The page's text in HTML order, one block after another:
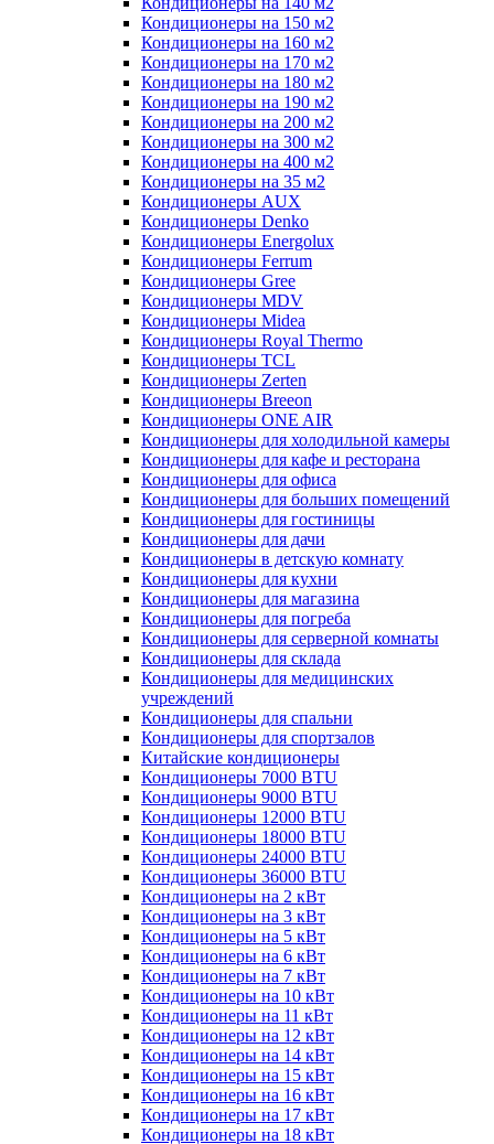
Кондиционеры на 150 м2
Кондиционеры на 160 м2
Кондиционеры на 170 м2
Кондиционеры на 180 м2
Кондиционеры на 190 м2
Кондиционеры на 200 м2
Кондиционеры на 300 м2
Кондиционеры на 400 м2
Кондиционеры на 35 м2
Кондиционеры AUX
Кондиционеры Denko
Кондиционеры Energolux
Кондиционеры Ferrum
Кондиционеры Gree
Кондиционеры MDV
Кондиционеры Midea
Кондиционеры Royal Thermo
Кондиционеры TCL
Кондиционеры Zerten
Кондиционеры Breeon
Кондиционеры ONE AIR
Кондиционеры для холодильной камеры
Кондиционеры для кафе и ресторана
Кондиционеры для офиса
Кондиционеры для больших помещений
Кондиционеры для гостиницы
Кондиционеры для дачи
Кондиционеры в детскую комнату
Кондиционеры для кухни
Кондиционеры для магазина
Кондиционеры для погреба
Кондиционеры для серверной комнаты
Кондиционеры для склада
Кондиционеры для медицинских
учреждений
Кондиционеры для спальни
Кондиционеры для спортзалов
Китайские кондиционеры
Кондиционеры 7000 BTU
Кондиционеры 9000 BTU
Кондиционеры 12000 BTU
Кондиционеры 18000 BTU
Кондиционеры 24000 BTU
Кондиционеры 36000 BTU
Кондиционеры на 2 кВт
Кондиционеры на 3 кВт
Кондиционеры на 5 кВт
Кондиционеры на 6 кВт
Кондиционеры на 7 кВт
Кондиционеры на 10 кВт
Кондиционеры на 11 кВт
Кондиционеры на 12 кВт
Кондиционеры на 14 кВт
Кондиционеры на 15 кВт
Кондиционеры на 16 кВт
Кондиционеры на 17 кВт
Кондиционеры на 18 кВт